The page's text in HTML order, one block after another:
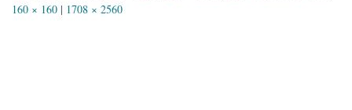
160 × 160 | 1708 × 2560